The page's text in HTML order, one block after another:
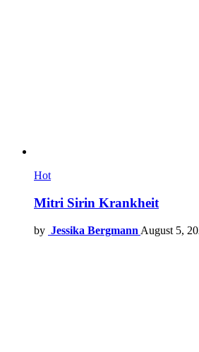
Hot
Mitri Sirin Krankheit
by Jessika Bergmann August 5,